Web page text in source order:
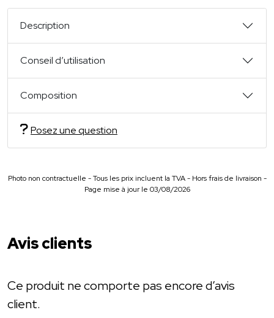
Description
Conseil d’utilisation
Composition
Posez une question
Photo non contractuelle - Tous les prix incluent la TVA - Hors frais de livraison -
Page mise à jour le 03/08/2026
Avis clients
Ce produit ne comporte pas encore d’avis
client.